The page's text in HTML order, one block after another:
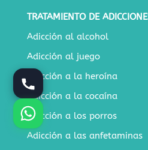
TRATAMIENTO DE
Adicción al alcohol
Adicción al juego
Adicción a la heroína
Adicción a la cocaína
Adicción a los porros
Adicción a las anfetaminas